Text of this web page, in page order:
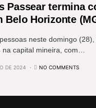
Passear termina
Belo Horizonte
neste domingo
capital mineira, com…
DE 2024 NO COMMENTS